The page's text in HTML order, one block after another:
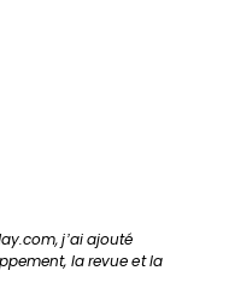
j’ai ajouté
la revue et la